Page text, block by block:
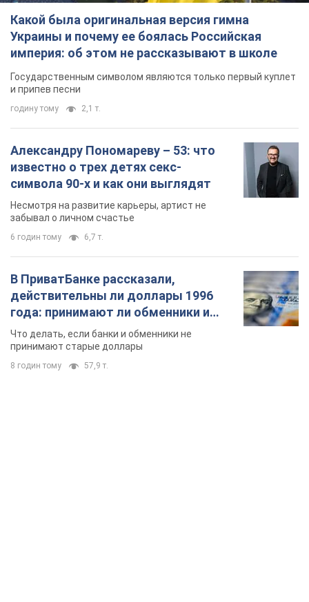
Какой была оригинальная версия гимна
Украины и почему ее боялась Российская
империя: об этом не рассказывают в школе
Государственным символом являются только первый куплет
и припев песни
годину тому 2,1 т.
Александру Пономареву – 53: что
известно о трех детях секс-
символа 90-х и как они выглядят
Несмотря на развитие карьеры, артист не
забывал о личном счастье
6 годин тому 6,7 т.
В ПриватБанке рассказали,
действительны ли доллары 1996
года: принимают ли обменники и
банки такие купюры
Что делать, если банки и обменники не
принимают старые доллары
8 годин тому 57,9 т.